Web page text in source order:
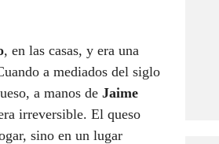
, en las casas, y era una
a mediados del siglo
a manos de Jaime
irreversible. El queso
sino en un lugar